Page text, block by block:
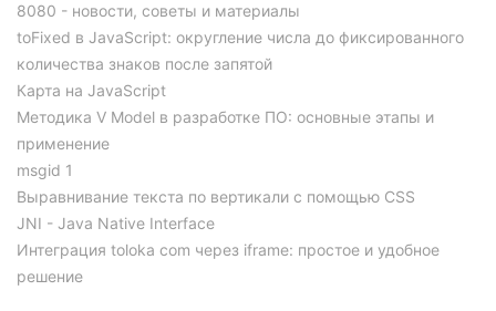
8080 - новости, советы и материалы
toFixed в JavaScript: округление числа до фиксированного
количества знаков после запятой
Карта на JavaScript
Методика V Model в разработке ПО: основные этапы и
применение
msgid 1
Выравнивание текста по вертикали с помощью CSS
JNI - Java Native Interface
Интеграция toloka com через iframe: простое и удобное
решение